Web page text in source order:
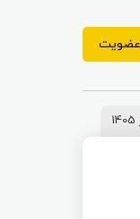
عضویت